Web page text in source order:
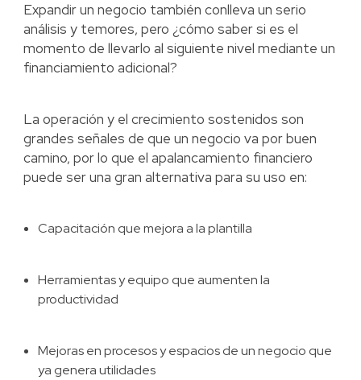
Expandir un negocio también conlleva un serio
análisis y temores, pero ¿cómo saber si es el
momento de llevarlo al siguiente nivel mediante un
financiamiento adicional?
La operación y el crecimiento sostenidos son
grandes señales de que un negocio va por buen
camino, por lo que el apalancamiento financiero
puede ser una gran alternativa para su uso en:
Capacitación que mejora a la plantilla
Herramientas y equipo que aumenten la
productividad
Mejoras en procesos y espacios de un negocio que
ya genera utilidades